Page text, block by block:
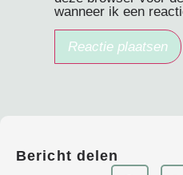
Bericht delen
wanneer ik een